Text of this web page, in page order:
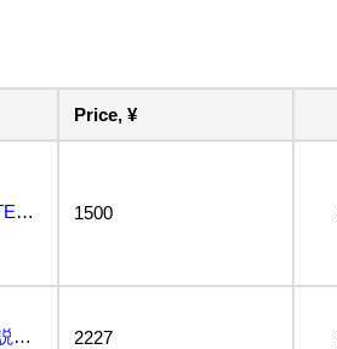
Price, ¥
ファミコン ディスクシステム ザナック ZANAC [AI] 動作確認済み FC NINTENDO ... 1500
エ240◇ ポニー ファミコンディスクシステム ディスクカード ザナック 箱説付 / PONYCA ... 2227